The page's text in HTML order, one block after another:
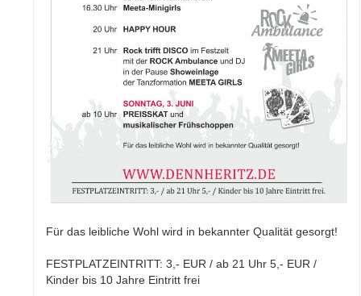
Für das leibliche Wohl wird in bekannter Qualität gesorgt!
FESTPLATZEINTRITT: 3,- EUR / ab 21 Uhr 5,- EUR /
Kinder bis 10 Jahre Eintritt frei